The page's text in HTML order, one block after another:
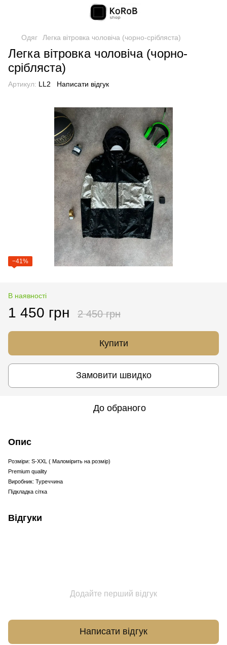
Одяг Легка вітровка чоловіча (чорно-срібляста)
Легка вітровка чоловіча (чорно-
срібляста)
Артикул: LL2 Написати відгук
−41%
В наявності
1 450 грн 2 450 грн
Купити
Замовити швидко
До обраного
Опис
Розміри: S-XXL ( Маломірить на розмір)
Premium quality
Виробник: Туреччина
Підкладка сітка
Відгуки
Додайте перший відгук
Написати відгук